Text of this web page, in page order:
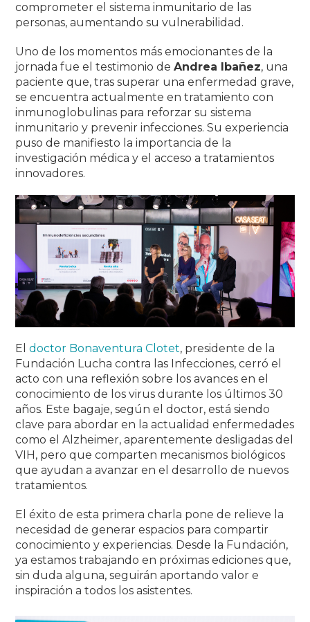
comprometer el sistema inmunitario de las
personas, aumentando su vulnerabilidad .
Uno de los momentos más emocionantes de la
jornada fue el testimonio deAndrea Ibañez, una
paciente que, tras superar una enfermedad grave,
se encuentra actualmente en tratamiento con
inmunoglobulinas para reforzar su sistema
inmunitario y prevenir infecciones. Su experiencia
puso de manifiesto la importancia de la
investigación médica y el acceso a tratamientos
innovadores.
Eldoctor Bonaventura Clotet, presidente de la
Fundación Lucha contra las Infecciones, cerró el
acto con una reflexión sobre los avances en el
conocimiento de los virus durante los últimos 30
años. Este bagaje, según el doctor, está siendo
clave para abordar en la actualidad enfermedades
como el Alzheimer, aparentemente desligadas del
VIH, pero que comparten mecanismos biológicos
que ayudan a avanzar en el desarrollo de nuevos
tratamientos.
El éxito de esta primera charla pone de relieve la
necesidad de generar espacios para compartir
conocimiento y experiencias. Desde la Fundación,
ya estamos trabajando en próximas ediciones que,
sin duda alguna, seguirán aportando valor e
inspiración a todos los asistentes.